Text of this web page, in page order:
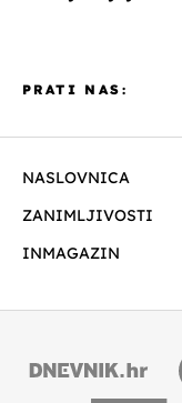
NASLOVNICA
ZANIMLJIVOSTI
INMAGAZIN
PRATI NAS: